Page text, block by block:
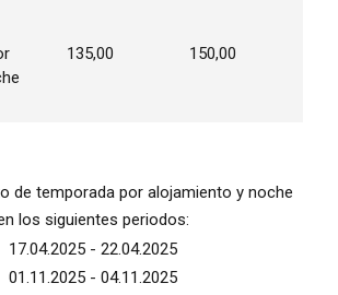
135,00 150,00
de temporada por alojamiento y noche
los siguientes periodos:
17.04.2025 - 22.04.2025
01.11.2025 - 04.11.2025